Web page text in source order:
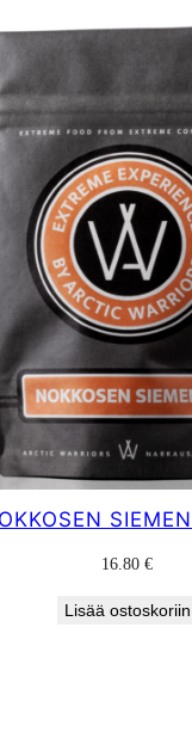
16.80€
Lisää ostoskoriin